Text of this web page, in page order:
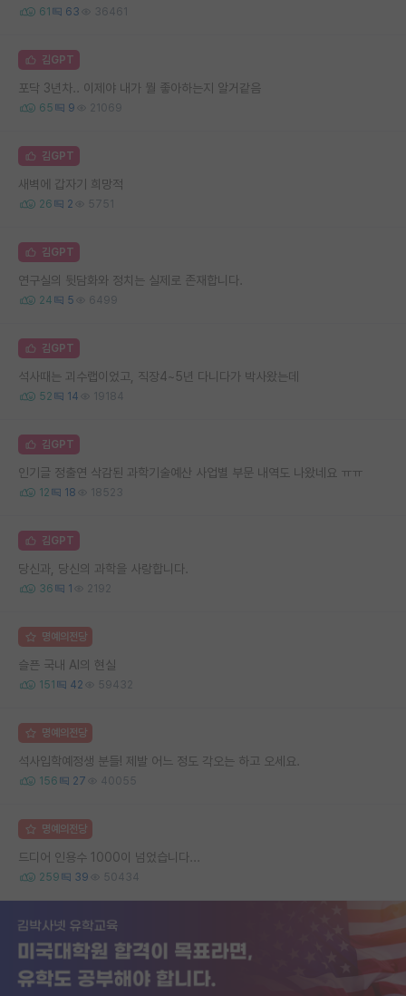
61 63 36461
김GPT
포닥 3년차.. 이제야 내가 뭘 좋아하는지 알거같음
65 9 21069
김GPT
새벽에 갑자기 희망적
26 2 5751
김GPT
연구실의 뒷담화와 정치는 실제로 존재합니다.
24 5 6499
김GPT
석사때는 괴수랩이었고, 직장4~5년 다니다가 박사왔는데
52 14 19184
김GPT
인기글 정출연 삭감된 과학기술예산 사업별 부문 내역도 나왔네요 ㅠㅠ
12 18 18523
김GPT
당신과, 당신의 과학을 사랑합니다.
36 1 2192
명예의전당
슬픈 국내 AI의 현실
151 42 59432
명예의전당
석사입학예정생 분들! 제발 어느 정도 각오는 하고 오세요.
156 27 40055
명예의전당
드디어 인용수 1000이 넘었습니다...
259 39 50434